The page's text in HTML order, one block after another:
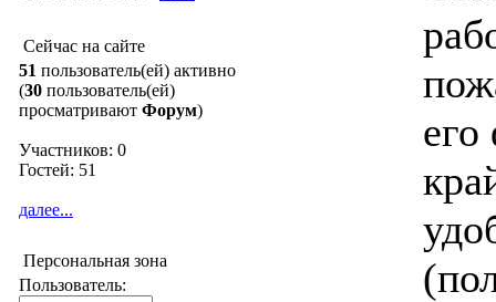
Сейчас на сайте
51 пользователь(ей) активно
(30 пользователь(ей)
просматривают Форум)
Участников: 0
Гостей: 51
далее...
Персональная зона
Пользователь: